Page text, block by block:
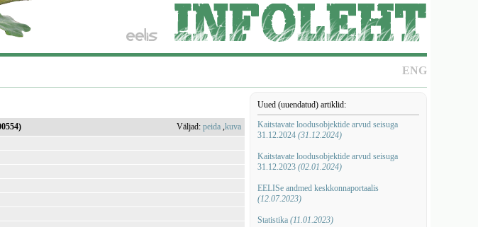
ENG
Uued (uuendatud) artiklid:
Kaitstavate loodusobjektide arvud seisuga
31.12.2024 (31.12.2024)
Kaitstavate loodusobjektide arvud seisuga
31.12.2023 (02.01.2024)
EELISe andmed keskkonnaportaalis
(12.07.2023)
Statistika (11.01.2023)
Väljad:peida ,kuva